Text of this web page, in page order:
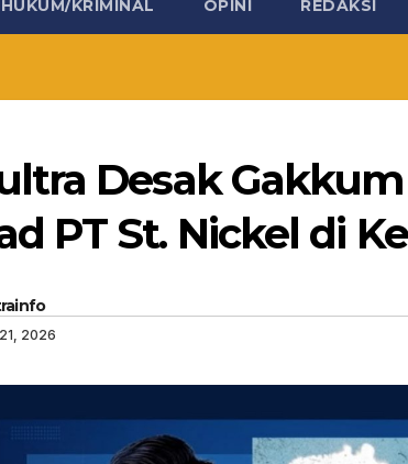
HUKUM/KRIMINAL OPINI REDAKSI
Desak
PT St. Nickel di
2026